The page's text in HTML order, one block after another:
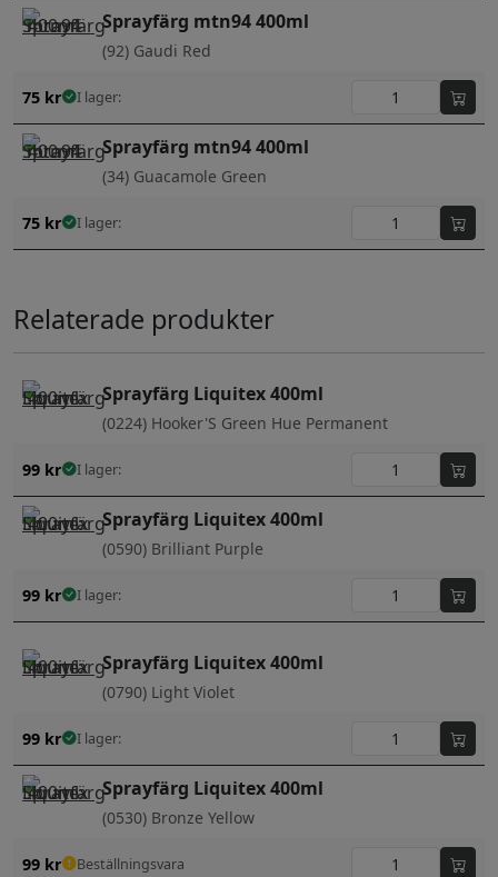
Sprayfärg mtn94 400ml
(92) Gaudi Red
75 kr I lager:
Sprayfärg mtn94 400ml
(34) Guacamole Green
75 kr I lager:
Relaterade produkter
Sprayfärg Liquitex 400ml
(0224) Hooker'S Green Hue Permanent
99 kr I lager:
Sprayfärg Liquitex 400ml
(0590) Brilliant Purple
99 kr I lager:
Sprayfärg Liquitex 400ml
(0790) Light Violet
99 kr I lager:
Sprayfärg Liquitex 400ml
(0530) Bronze Yellow
99 kr Beställningsvara